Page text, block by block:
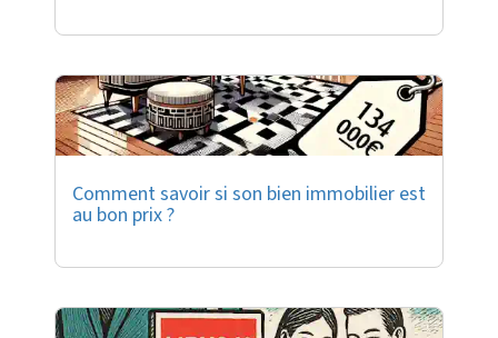
Comment savoir si son bien immobilier est
au bon prix ?